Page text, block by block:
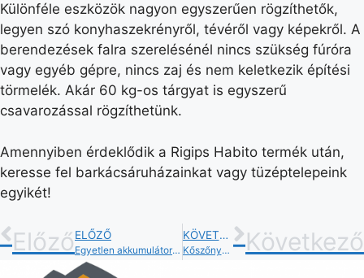
Különféle eszközök nagyon egyszerűen rögzíthetők,
legyen szó konyhaszekrényről, tévéről vagy képekről. A
berendezések falra szerelésénél nincs szükség fúróra
vagy egyéb gépre, nincs zaj és nem keletkezik építési
törmelék. Akár 60 kg-os tárgyat is egyszerű
csavarozással rögzíthetünk.
Amennyiben érdeklődik a Rigips Habito termék után,
keresse fel barkácsáruházainkat vagy tüzéptelepeink
egyikét!
ElőzőELŐZŐ
Egyetlen akkumulátor minden kerti géphez – AL-KO
KÖVETKEZŐ
Kőszőnyeg alkalmazása kül- és beltérben Következő